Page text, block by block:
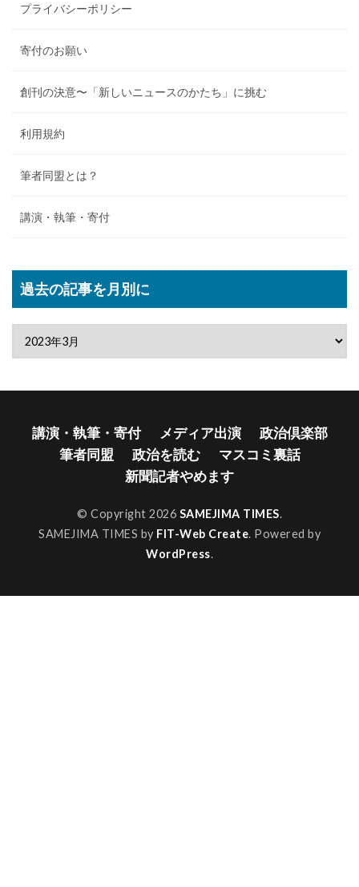
プライバシーポリシー
寄付のお願い
創刊の決意〜「新しいニュースのかたち」に挑む
利用規約
筆者同盟とは？
講演・執筆・寄付
過去の記事を月別に
講演・執筆・寄付 メディア出演
政治倶楽部
筆者同盟
政治を読む
マスコミ裏話
新聞記者やめます
© Copyright 2026 SAMEJIMA TIMES.
SAMEJIMA TIMES by FIT-Web Create. Powered by
WordPress.